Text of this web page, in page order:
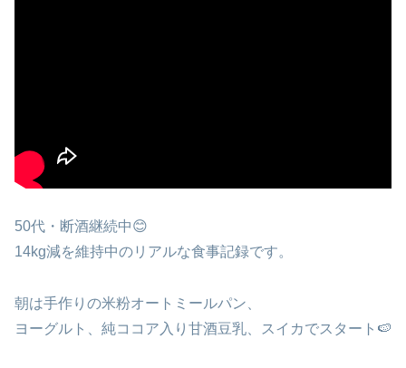
50代・断酒継続中😊
14kg減を維持中のリアルな食事記録です。
朝は手作りの米粉オートミールパン、
ヨーグルト、純ココア入り甘酒豆乳、スイカでスタート🍉